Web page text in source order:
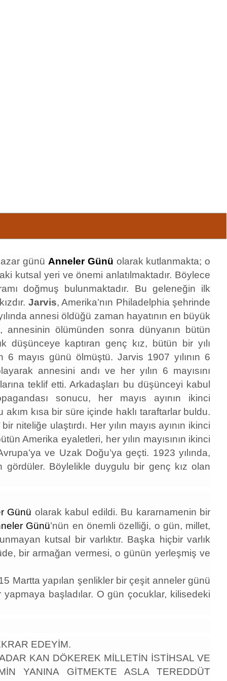
günü Anneler Günü olarak kutlanmakta; o
kutsal yeri ve önemi anlatılmaktadır. Böylece
doğmuş bulunmaktadır. Bu geleneğin ilk
Jarvis, Amerika’nın Philadelphia şehrinde
annesi öldüğü zaman hayatının en büyük
annesinin ölümünden sonra dünyanın bütün
düşünceye kaptıran genç kız, bütün bir yılı
6 mayıs günü ölmüştü. Jarvis 1907 yılının 6
annesini andı ve her yılın 6 mayısını
teklif etti. Arkadaşları bu düşünceyi kabul
sonucu, her mayıs ayının ikinci
kısa bir süre içinde haklı taraftarlar buldu.
niteliğe ulaştırdı. Her yılın mayıs ayının ikinci
Amerika eyaletleri, her yılın mayısının ikinci
ve Uzak Doğu’ya geçti. 1923 yılında,
Böylelikle duygulu bir genç kız olan
Günü olarak kabul edildi. Bu kararnamenin bir
Günü’nün en önemli özelliği, o gün, millet,
kutsal bir varlıktır. Başka hiçbir varlık
bir armağan vermesi, o günün yerleşmiş ve
Martta yapılan şenlikler bir çeşit anneler günü
yapmaya başladılar. O gün çocuklar, kilisedeki
EDEYİM.
KAN DÖKEREK MİLLETİN İSTİHSAL VE
YANINA GİTMEKTE ASLA TEREDDÜT